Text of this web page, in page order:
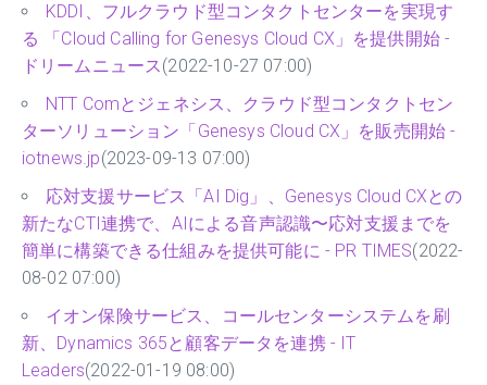
KDDI、フルクラウド型コンタクトセンターを実現す
る 「Cloud Calling for Genesys Cloud CX」を提供開始 -
ドリームニュース(2022-10-27 07:00)
NTT Comとジェネシス、クラウド型コンタクトセン
ターソリューション「Genesys Cloud CX」を販売開始 -
iotnews.jp(2023-09-13 07:00)
応対支援サービス「AI Dig」、Genesys Cloud CXとの
新たなCTI連携で、AIによる音声認識〜応対支援までを
簡単に構築できる仕組みを提供可能に - PR TIMES(2022-
08-02 07:00)
イオン保険サービス、コールセンターシステムを刷
新、Dynamics 365と顧客データを連携 - IT
Leaders(2022-01-19 08:00)